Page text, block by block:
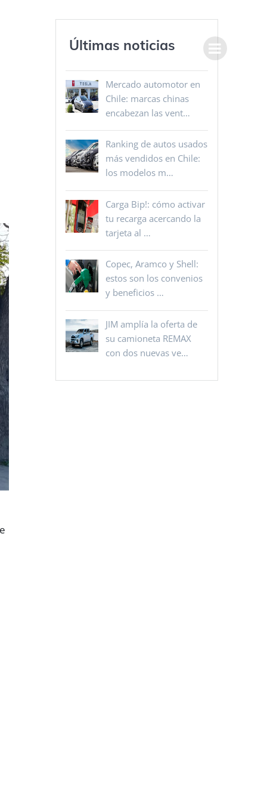
Últimas noticias
Mercado automotor en
Chile: marcas chinas
encabezan las vent…
Ranking de autos usados
más vendidos en Chile:
los modelos m…
Carga Bip!: cómo activar
tu recarga acercando la
tarjeta al …
Copec, Aramco y Shell:
estos son los convenios
y beneficios …
JIM amplía la oferta de
su camioneta REMAX
con dos nuevas ve…